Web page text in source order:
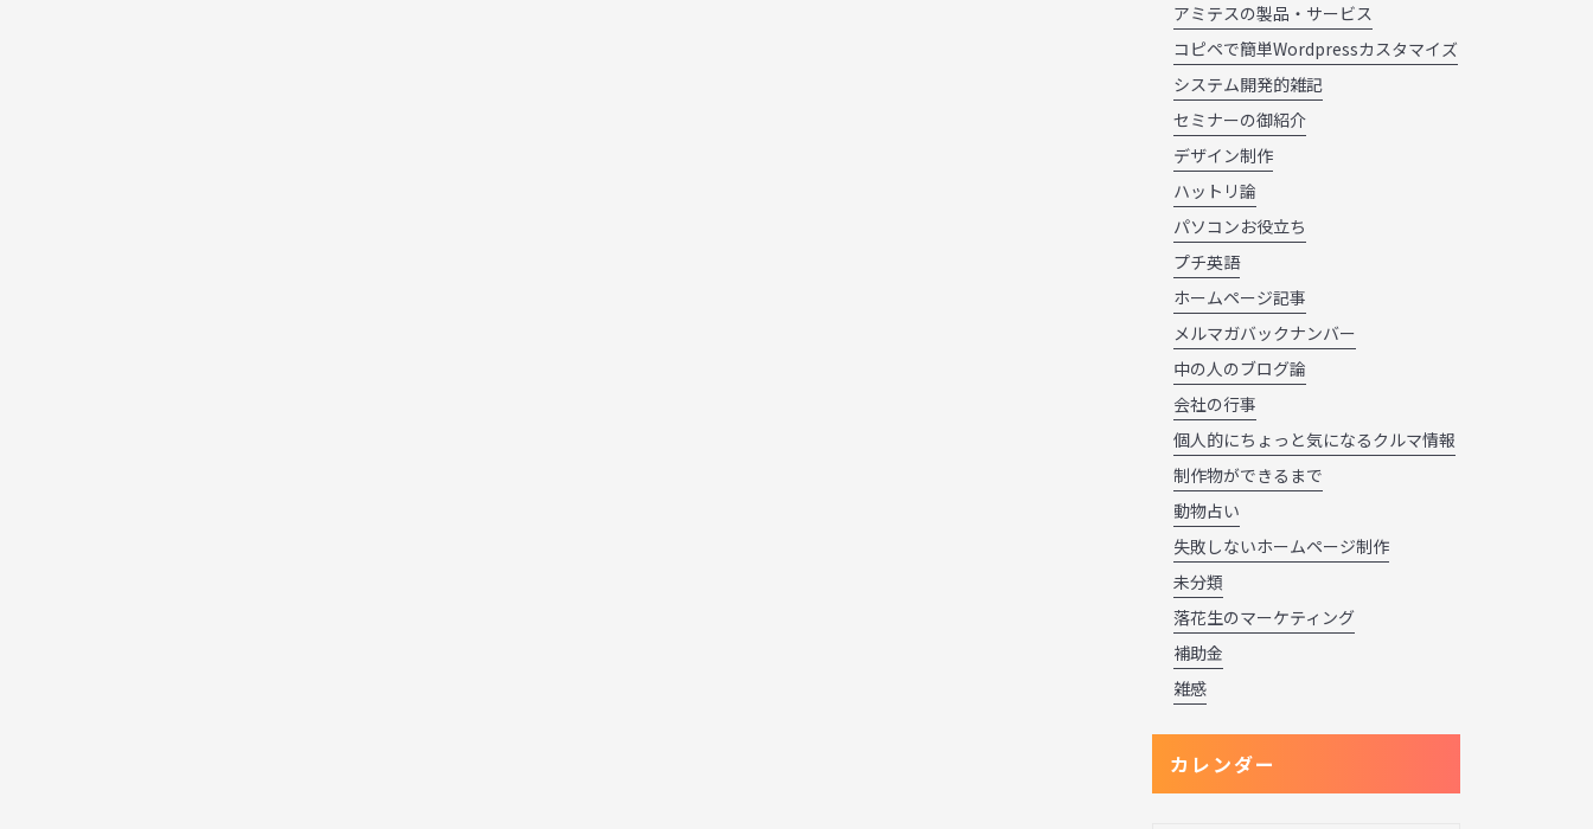
アミテスの製品・サービス
コピペで簡単Wordpressカスタマイズ
システム開発的雑記
セミナーの御紹介
デザイン制作
ハットリ論
パソコンお役立ち
プチ英語
ホームページ記事
メルマガバックナンバー
中の人のブログ論
会社の行事
個人的にちょっと気になるクルマ情報
制作物ができるまで
動物占い
失敗しないホームページ制作
未分類
落花生のマーケティング
補助金
雑感
カレンダー